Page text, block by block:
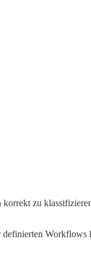
zu